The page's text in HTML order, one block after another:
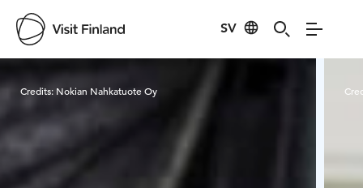
SV
Visit Finland
Credits: Nokian Nahkatuote Oy